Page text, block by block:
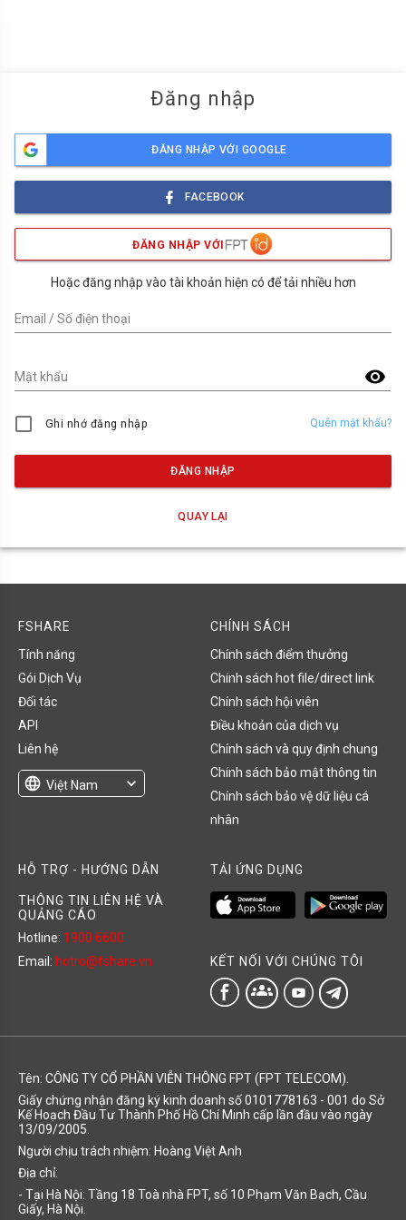
Đăng nhập
ĐĂNG NHẬP VỚI GOOGLE
FACEBOOK
ĐĂNG NHẬP VỚI
Hoặc đăng nhập vào tài khoản hiện có để tải nhiều hơn
Email / Số điện thoại
visibility
Mật khẩu
Ghi nhớ đăng nhập Quên mật khẩu?
ĐĂNG NHẬP
QUAY LẠI
FSHARE
Tính năng
Gói Dịch Vụ
Đối tác
API
Liên hệ
language Việt Nam
expand_more
CHÍNH SÁCH
Chính sách điểm thưởng
Chính sách hot file/direct link
Chính sách hội viên
Điều khoản của dịch vụ
Chính sách và quy định chung
Chính sách bảo mật thông tin
Chính sách bảo vệ dữ liệu cá
nhân
HỖ TRỢ - HƯỚNG DẪN
THÔNG TIN LIÊN HỆ VÀ
QUẢNG CÁO
Hotline: 1900 6600
Email: hotro@fshare.vn
TẢI ỨNG DỤNG
KẾT NỐI VỚI CHÚNG TÔI
groups
Tên: CÔNG TY CỔ PHẦN VIỄN THÔNG FPT (FPT TELECOM).
Giấy chứng nhận đăng ký kinh doanh số 0101778163 - 001 do Sở
Kế Hoạch Đầu Tư Thành Phố Hồ Chí Minh cấp lần đầu vào ngày
13/09/2005.
Người chịu trách nhiệm: Hoàng Việt Anh
Địa chỉ:
- Tại Hà Nội: Tầng 18 Toà nhà FPT, số 10 Phạm Văn Bạch, Cầu
Giấy, Hà Nội.